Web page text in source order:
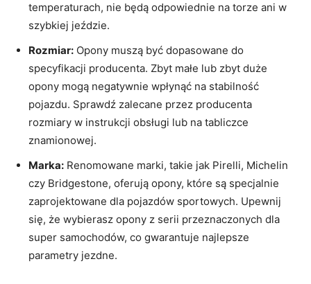
temperaturach, nie będą odpowiednie na torze ani w
szybkiej jeździe.
Rozmiar: Opony muszą być dopasowane do
specyfikacji producenta. Zbyt małe lub zbyt duże
opony mogą negatywnie wpłynąć na stabilność
pojazdu. Sprawdź zalecane przez producenta
rozmiary w instrukcji obsługi lub na tabliczce
znamionowej.
Marka: Renomowane marki, takie jak Pirelli, Michelin
czy Bridgestone, oferują opony, które są specjalnie
zaprojektowane dla pojazdów sportowych. Upewnij
się, że wybierasz opony z serii przeznaczonych dla
super samochodów, co gwarantuje najlepsze
parametry jezdne.